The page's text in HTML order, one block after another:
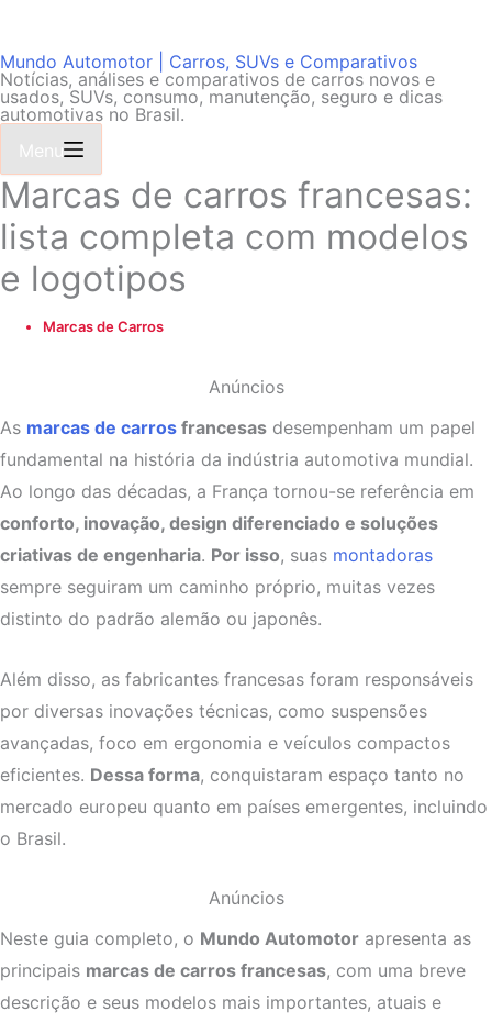
Mundo Automotor | Carros, SUVs e Comparativos
Notícias, análises e comparativos de carros novos e
usados, SUVs, consumo, manutenção, seguro e dicas
automotivas no Brasil.
Menu
Marcas de carros francesas:
lista completa com modelos
e logotipos
Marcas de Carros
Anúncios
As marcas de carros francesas desempenham um papel
fundamental na história da indústria automotiva mundial.
Ao longo das décadas, a França tornou-se referência em
conforto, inovação, design diferenciado e soluções
criativas de engenharia. Por isso, suas montadoras
sempre seguiram um caminho próprio, muitas vezes
distinto do padrão alemão ou japonês.
Além disso, as fabricantes francesas foram responsáveis
por diversas inovações técnicas, como suspensões
avançadas, foco em ergonomia e veículos compactos
eficientes. Dessa forma, conquistaram espaço tanto no
mercado europeu quanto em países emergentes, incluindo
o Brasil.
Anúncios
Neste guia completo, o Mundo Automotor apresenta as
principais marcas de carros francesas, com uma breve
descrição e seus modelos mais importantes, atuais e